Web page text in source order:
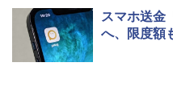
スマホ送金
へ、限度額